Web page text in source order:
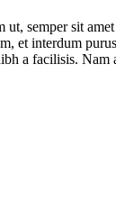
semper sit
et interdum
a facilisis.